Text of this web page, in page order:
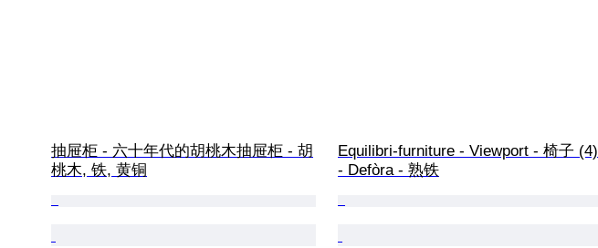
抽屉柜 - 六十年代的胡桃木抽屉柜 - 胡
桃木, 铁, 黄铜
Equilibri-furniture - Viewport - 椅子 (4)
- Defòra - 熟铁